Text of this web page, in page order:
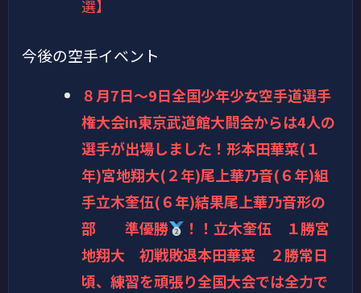
選】
今後の空手イベント
８月7日～9日全国少年少女空手道選手
権大会in東京武道館大闘会からは4人の
選手が出場しました！形本田華菜(１
年)宮地翔大(２年)尾上華乃音(６年)組
手立木奎伍(６年)結果尾上華乃音形の
部 準優勝
！！立木奎伍 １勝宮
地翔大 初戦敗退本田華菜 ２勝常日
頃、練習を頑張り全国大会では全力で